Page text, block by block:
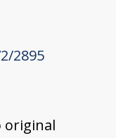
2895
original